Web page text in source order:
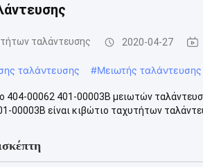
ταλάντευσης 2020-04-27
ταλάντευσης #Μειωτής ταλάντευσης
404-00062 401-00003B μειωτών
00003B είναι κιβώτιο ταχυτήτων